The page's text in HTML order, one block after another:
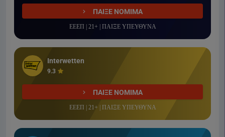
ΠΑΙΞΕ ΝΟΜΙΜΑ
ΕΕΕΠ | 21+ | ΠΑΙΞΕ ΥΠΕΥΘΥΝΑ
Interwetten
9.3
ΠΑΙΞΕ ΝΟΜΙΜΑ
ΕΕΕΠ | 21+ | ΠΑΙΞΕ ΥΠΕΥΘΥΝΑ